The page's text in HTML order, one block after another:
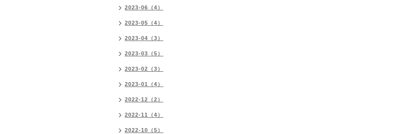
2023-06（4）
2023-05（4）
2023-04（3）
2023-03（5）
2023-02（3）
2023-01（4）
2022-12（2）
2022-11（4）
2022-10（5）